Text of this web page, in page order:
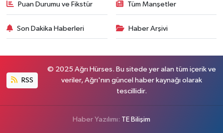
Puan Durumu ve Fikstür Tüm Manşetler
Son Dakika Haberleri Haber Arşivi
RSS
© 2025 Ağrı Hürses. Bu sitede yer alan tüm içerik ve
veriler, Ağrı'nın güncel haber kaynağı olarak
tescillidir.
Haber Yazılımı: TE Bilişim